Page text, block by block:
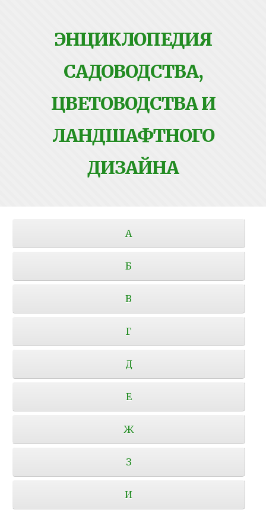
ЭНЦИКЛОПЕДИЯ
САДОВОДСТВА,
ЦВЕТОВОДСТВА И
ЛАНДШАФТНОГО
ДИЗАЙНА
А
Б
В
Г
Д
Е
Ж
З
И